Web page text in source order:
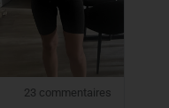
23 commentaires